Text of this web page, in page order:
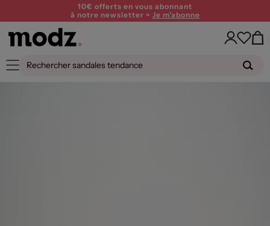
10€ offerts en vous abonnant
à notre newsletter > Je m'abonne